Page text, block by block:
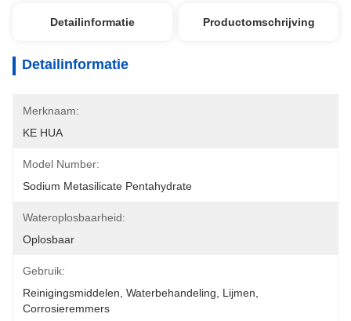
Detailinformatie Productomschrijving
Detailinformatie
Merknaam:
KE HUA
Model Number:
Sodium Metasilicate Pentahydrate
Wateroplosbaarheid:
Oplosbaar
Gebruik:
Reinigingsmiddelen, Waterbehandeling, Lijmen,
Corrosieremmers